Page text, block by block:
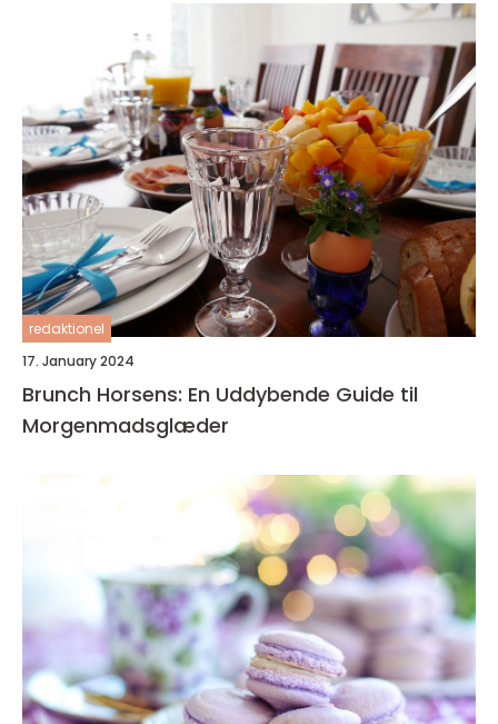
redaktionel
17. January 2024
Brunch Horsens: En Uddybende Guide til
Morgenmadsglæder